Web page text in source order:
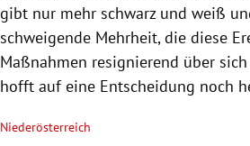
gibt nur mehr schwarz und weiß
schweigende Mehrheit, die diese
Maßnahmen resignierend über sich
hofft auf eine Entscheidung noch
Niederösterreich